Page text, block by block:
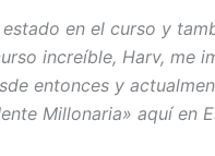
estado en el curso y
increíble, Harv, me
entonces y
Millonaria» aquí en